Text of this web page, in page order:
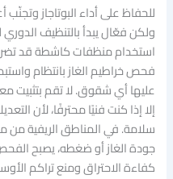
للحفاظ على أداء البوتاجاز
ولكن فعّال يبدأ بالتنظيف
استخدام منظفات كاشطة قد تضر
فحص خراطيم الغاز بانتظام
عليها أي شقوق. لا تقم بتثبيت
إلا إذا كنت فنيًا محترفًا، لأن
سلامة. في المناطق الريفية
جودة الغاز أو ضغطه، يصبح
كفاءة الاحتراق ومنع تراكم